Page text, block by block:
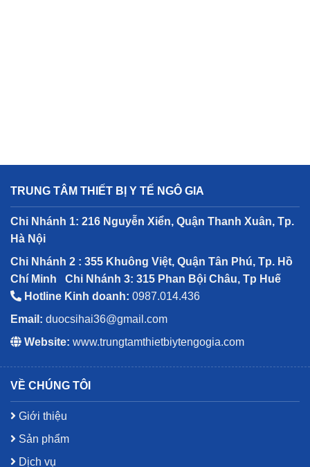
TRUNG TÂM THIẾT BỊ Y TẾ NGÔ GIA
Chi Nhánh 1: 216 Nguyễn Xiển, Quận Thanh Xuân, Tp.
Hà Nội
Chi Nhánh 2 : 355 Khuông Việt, Quận Tân Phú, Tp. Hồ
Chí Minh
Chi Nhánh 3: 315 Phan Bội Châu, Tp Huế
Hotline Kinh doanh: 0987.014.436
Email: duocsihai36@gmail.com
Website: www.trungtamthietbiytengogia.com
VỀ CHÚNG TÔI
Giới thiệu
Sản phẩm
Dịch vụ